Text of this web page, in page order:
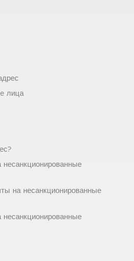
лица
несанкционированные
на несанкционированные